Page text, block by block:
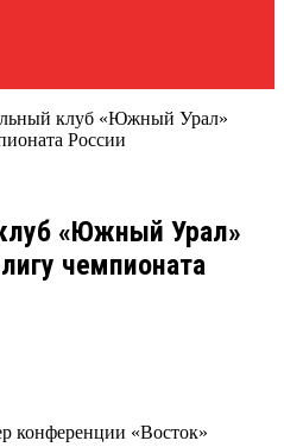
клуб «Южный Урал»
России
«Южный Урал»
чемпионата
конференции «Восток»